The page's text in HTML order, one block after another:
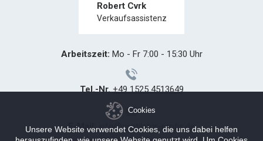
Robert Cvrk
Verkaufsassistenz
Arbeitszeit: Mo - Fr 7:00 - 15:30 Uhr
Tel.-Nr.+49 1525 4513649
E-Mail:info@ventilator-profis.de
Cookies
Unsere Website verwendet Cookies, die uns dabei helfen